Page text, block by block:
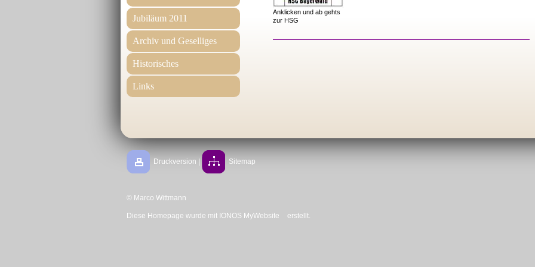
Jubiläum 2011
Archiv und Geselliges
Historisches
Links
Anklicken und ab gehts
zur HSG
Druckversion Sitemap
© Marco Wittmann
Diese Homepage wurde mit IONOS MyWebsite erstellt.